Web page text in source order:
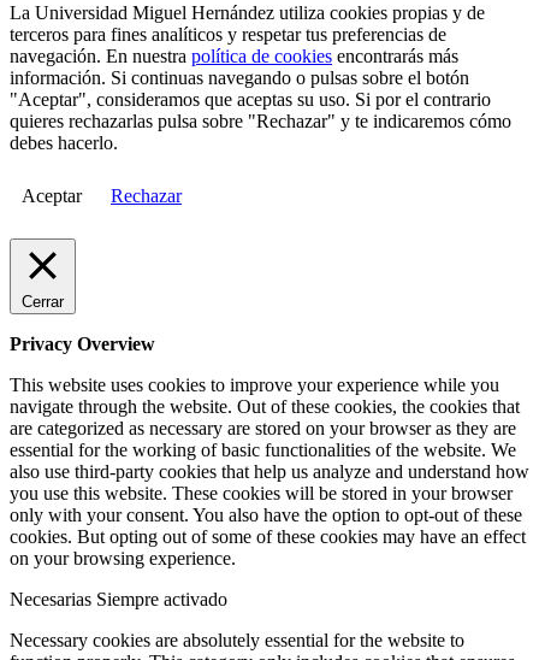
La Universidad Miguel Hernández utiliza cookies propias y de
terceros para fines analíticos y respetar tus preferencias de
navegación. En nuestra política de cookies encontrarás más
información. Si continuas navegando o pulsas sobre el botón
"Aceptar", consideramos que aceptas su uso. Si por el contrario
quieres rechazarlas pulsa sobre "Rechazar" y te indicaremos cómo
debes hacerlo.
Aceptar Rechazar
Cerrar
Privacy Overview
This website uses cookies to improve your experience while you
navigate through the website. Out of these cookies, the cookies that
are categorized as necessary are stored on your browser as they are
essential for the working of basic functionalities of the website. We
also use third-party cookies that help us analyze and understand how
you use this website. These cookies will be stored in your browser
only with your consent. You also have the option to opt-out of these
cookies. But opting out of some of these cookies may have an effect
on your browsing experience.
Necesarias Siempre activado
Necessary cookies are absolutely essential for the website to